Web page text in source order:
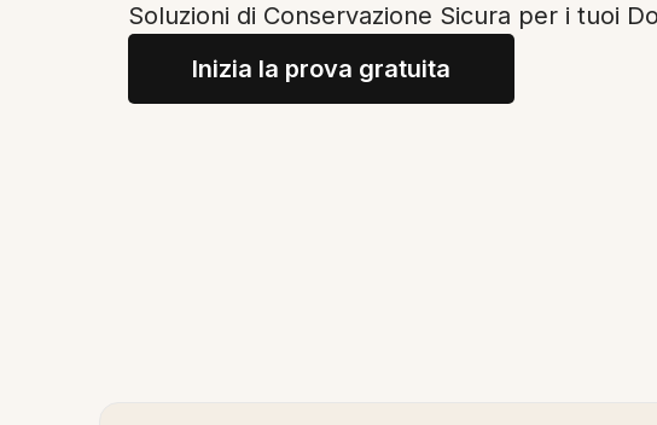
Soluzioni di Conservazione Sicura per i tuoi
Inizia la prova gratuita